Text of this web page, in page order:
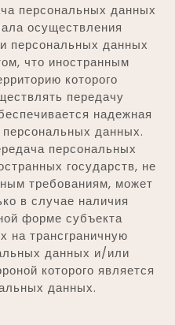
персональных данных
осуществления
персональных данных
что иностранным
которого
передачу
надежная
данных.
персональных
государств, не
требованиям, может
в случае наличия
форме субъекта
на трансграничную
данных и/или
которого является
данных.